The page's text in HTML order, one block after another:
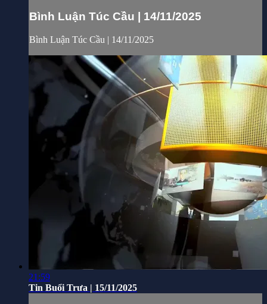
Bình Luận Túc Cầu | 14/11/2025
Bình Luận Túc Cầu | 14/11/2025
21:59
Tin Buổi Trưa | 15/11/2025